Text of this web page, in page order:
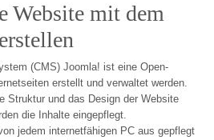
Website mit dem
(CMS) Joomla! ist eine Open-
erstellt und verwaltet werden.
Struktur und das Design der Website
die Inhalte eingepflegt.
jedem internetfähigen PC aus gepflegt